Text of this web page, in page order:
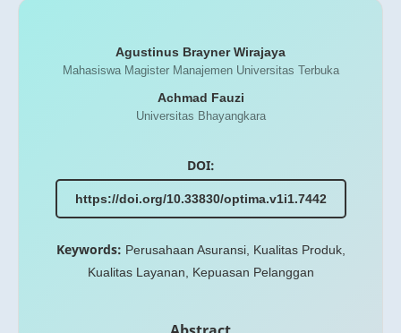
Agustinus Brayner Wirajaya
Mahasiswa Magister Manajemen Universitas Terbuka
Achmad Fauzi
Universitas Bhayangkara
DOI:
https://doi.org/10.33830/optima.v1i1.7442
Keywords: Perusahaan Asuransi, Kualitas Produk,
Kualitas Layanan, Kepuasan Pelanggan